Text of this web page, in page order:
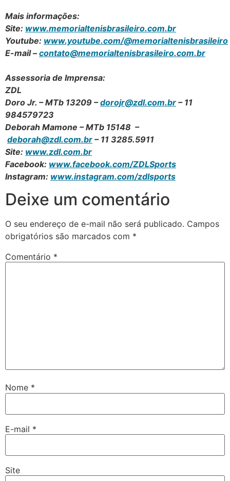
Mais informações:
Site: www.memorialtenisbrasileiro.com.br
Youtube: www.youtube.com/@memorialtenisbrasileiro
E-mail – contato@memorialtenisbrasileiro.com.br
Assessoria de Imprensa:
ZDL
Doro Jr. – MTb 13209 –dorojr@zdl.com.br – 11
984579723
Deborah Mamone – MTb 15148 –
deborah@zdl.com.br – 11 3285.5911
Site: www.zdl.com.br
Facebook: www.facebook.com/ZDLSports
Instagram: www.instagram.com/zdlsports
Deixe um comentário
O seu endereço de e-mail não será publicado. Campos
obrigatórios são marcados com *
Comentário *
Nome *
E-mail *
Site